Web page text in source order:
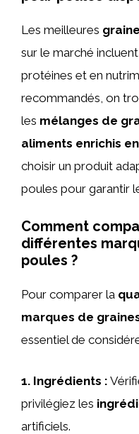
Les meilleures
sur le marché
protéines et en
recommandés, on
les mélanges de
aliments enrichis
choisir un produit
poules pour garantir
Comment
différentes
poules ?
Pour comparer la
marques de
essentiel de
1. Ingrédients :
privilégiez les
artificiels.